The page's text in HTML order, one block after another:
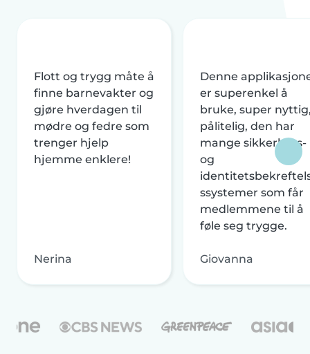
Flott og trygg måte å
finne barnevakter og
gjøre hverdagen til
mødre og fedre som
trenger hjelp
hjemme enklere!
Nerina
Denne
er superenkel å
bruke, super
pålitelig, den har
mange sikkerhets-
og
ssystemer som får
medlemmene til å
føle seg trygge.
Giovanna